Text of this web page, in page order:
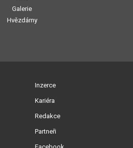
Galerie
Hvězdárny
Inzerce
Kariéra
Redakce
Partneři